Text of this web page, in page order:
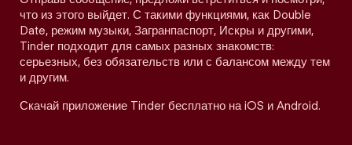
что из этого выйдет. С такими функциями, как Double
Date, режим музыки, Загранпаспорт, Искры и другими,
Tinder подходит для самых разных знакомств:
серьезных, без обязательств или с балансом между тем
и другим.
Скачай приложение Tinder бесплатно на iOS и Android.